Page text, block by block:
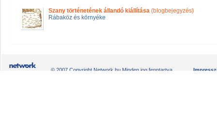
Szany történetének állandó kiállítása (blogbejegyzés)
Rábaköz és környéke
© 2007 Copyright Network.hu Minden jog fenntartva.